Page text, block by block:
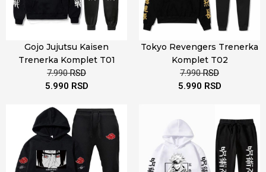
Gojo Jujutsu Kaisen
Trenerka Komplet T01
7.990RSD
5.990 RSD
Tokyo Revengers Trenerka
Komplet T02
7.990RSD
5.990 RSD